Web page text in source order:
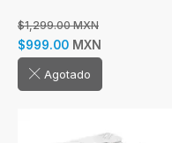
$1,299.00 MXN
$999.00 MXN
Agotado